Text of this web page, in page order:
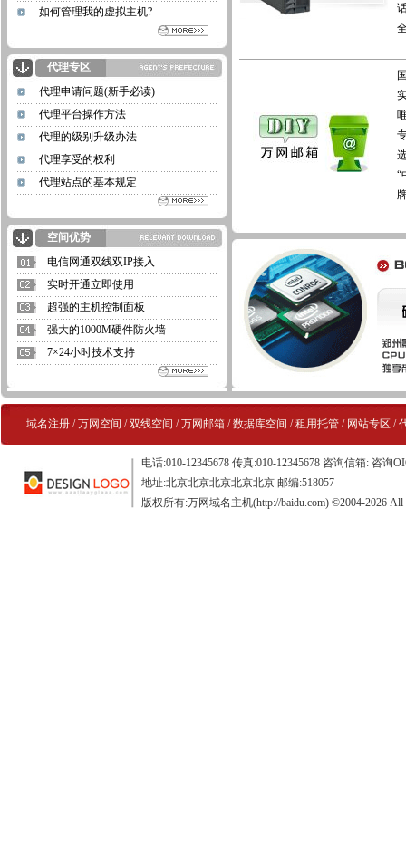
如何管理我的虚拟主机?
代理专区
代理申请问题(新手必读)
代理平台操作方法
代理的级别升级办法
代理享受的权利
代理站点的基本规定
空间优势
电信网通双线双IP接入
实时开通立即使用
超强的主机控制面板
强大的1000M硬件防火墙
7×24小时技术支持
“
域名注册/万网空间 /双线空间 /万网邮箱 /数据库空间 /租用托管/ 网站专区 /
电话:010-12345678 传真:010-12345678 咨询信箱: 咨询
地址:北京北京北京北京北京 邮编:518057
版权所有:万网域名主机(http://baidu.com) ©2004-2026 All